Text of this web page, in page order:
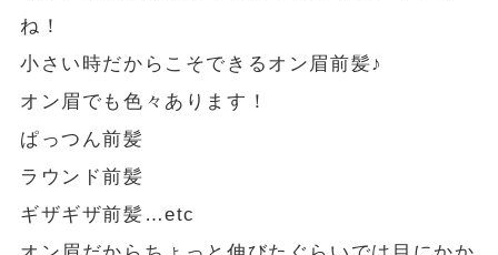
ね！
小さい時だからこそできるオン眉前髪♪
オン眉でも色々あります！
ぱっつん前髪
ラウンド前髪
ギザギザ前髪…etc